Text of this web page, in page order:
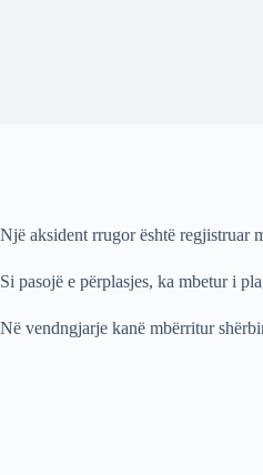
Një aksident rrugor është regjistruar
Si pasojë e përplasjes, ka mbetur i
Në vendngjarje kanë mbërritur